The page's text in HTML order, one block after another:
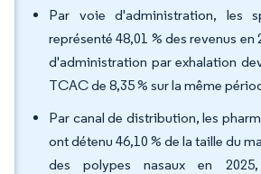
Par voie d'administration, les
représenté 48,01 % des revenus en
d'administration par exhalation
TCAC de 8,35 % sur la même
Par canal de distribution, les
ont détenu 46,10 % de la taille du
des polypes nasaux en